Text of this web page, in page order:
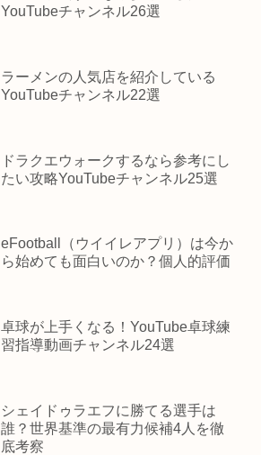
YouTubeチャンネル26選
ラーメンの人気店を紹介している
YouTubeチャンネル22選
ドラクエウォークするなら参考にし
たい攻略YouTubeチャンネル25選
eFootball（ウイイレアプリ）は今か
ら始めても面白いのか？個人的評価
卓球が上手くなる！YouTube卓球練
習指導動画チャンネル24選
シェイドゥラエフに勝てる選手は
誰？世界基準の最有力候補4人を徹
底考察